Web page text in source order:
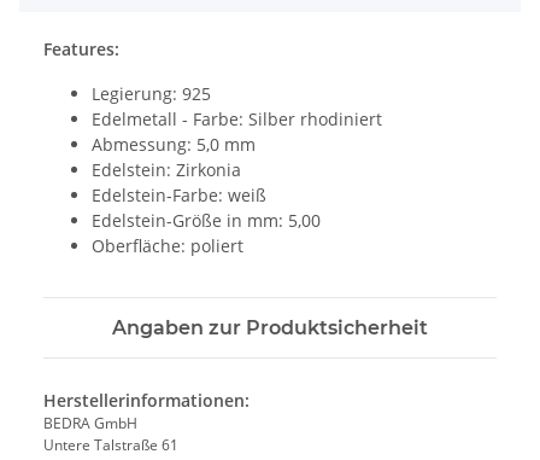
Features:
Legierung: 925
Edelmetall - Farbe: Silber rhodiniert
Abmessung: 5,0 mm
Edelstein: Zirkonia
Edelstein-Farbe: weiß
Edelstein-Größe in mm: 5,00
Oberfläche: poliert
Angaben zur Produktsicherheit
Herstellerinformationen:
BEDRA GmbH
Untere Talstraße 61